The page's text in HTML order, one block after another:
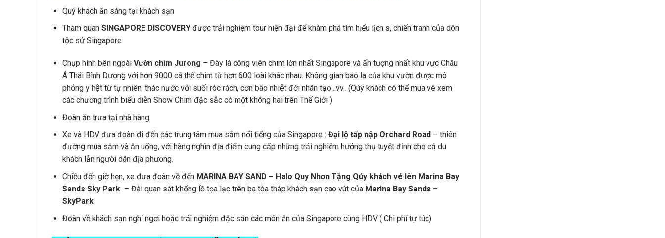
Quý khách ăn sáng tại khách sạn
Tham quan SINGAPORE DISCOVERYđược trải nghiệm tour hiện đại để khám phá tìm hiểu lịch s, chiến tranh của dôn
tộc sử Singapore.
Chụp hình bên ngoài Vườn chim Jurong – Đây là công viên chim lớn nhất Singapore và ấn tượng nhất khu vực Châu
Á Thái Bình Dương với hơn 9000 cá thể chim từ hơn 600 loài khác nhau. Không gian bao la của khu vườn được mô
phỏng y hệt từ tự nhiên: thác nước với suối róc rách, cơn bão nhiệt đới nhân tạo ..vv.. (Qúy khách có thể mua vé xem
các chương trình biểu diễn Show Chim đặc sắc có một không hai trên Thế Giới )
Đoàn ăn trưa tại nhà hàng.
Xe và HDV đưa đoàn đi đến các trung tâm mua sắm nổi tiếng của Singapore : Đại lộ tấp nập Orchard Road – thiên
đường mua sắm và ăn uống, với hàng nghìn địa điểm cung cấp những trải nghiệm hưởng thụ tuyệt đỉnh cho cả du
khách lẫn người dân địa phương.
Chiều đến giờ hẹn, xe đưa đoàn về đến MARINA BAY SAND – Halo Quy Nhơn Tặng Qúy khách vé lên Marina Bay
Sands Sky Park – Đài quan sát khổng lồ tọa lạc trên ba tòa tháp khách sạn cao vút của Marina Bay Sands –
SkyPark
Đoàn về khách sạn nghỉ ngơi hoặc trải nghiệm đặc sản các món ăn của Singapore cùng HDV ( Chi phí tự túc)